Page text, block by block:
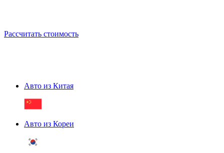
Рассчитать стоимость
Авто из Китая
Авто из Кореи